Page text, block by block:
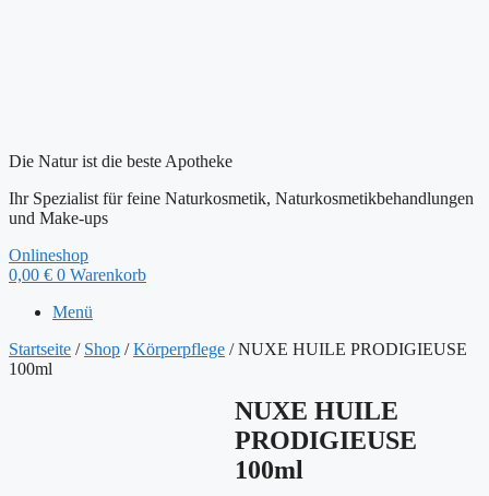
Die Natur ist die beste Apotheke
Ihr Spezialist für feine Naturkosmetik, Naturkosmetikbehandlungen
und Make-ups
Onlineshop
0,00 € 0 Warenkorb
Menü
Startseite / Shop /Körperpflege / NUXE HUILE PRODIGIEUSE
100ml
NUXE HUILE
PRODIGIEUSE
100ml